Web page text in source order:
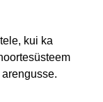
kui ka